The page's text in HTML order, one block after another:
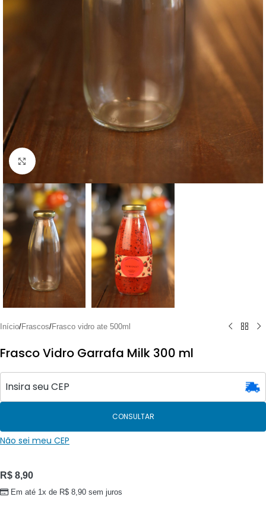
Clique para ampliar
Início/Frascos/Frasco vidro ate 500ml
Frasco Vidro Garrafa Milk 300 ml
CONSULTAR
Não sei meu CEP
R$ 8,90
Em até 1x de R$ 8,90 sem juros